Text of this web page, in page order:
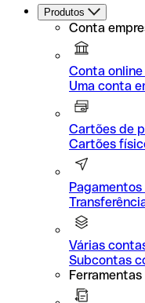
Produtos
Conta
Conta
Uma conta
Cartões de
Cartões
Várias
Subcontas